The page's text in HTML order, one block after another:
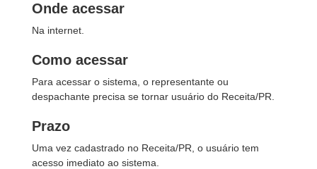
Onde acessar
Na internet.
Como acessar
Para acessar o sistema, o representante ou
despachante precisa se tornar usuário do Receita/PR.
Prazo
Uma vez cadastrado no Receita/PR, o usuário tem
acesso imediato ao sistema.